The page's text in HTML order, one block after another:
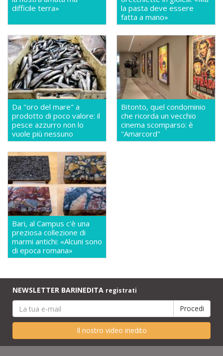
difficile terra»
la pasta deve essere
fatta a mano»
Da "oro del mare" a
prodotto di poco valore: il
pesce azzurro non lo
vuole più nessuno
Bitonto, quel condominio
che ricorda un vecchio
cinema scomparso: è
"Amarcord"
Bari, al Campus c'è una
preziosa collezione di
marmi antichi: «Alcuni sono
di epoca romana»
NEWSLETTER BARINEDITA registrati
Il nostro video inedito